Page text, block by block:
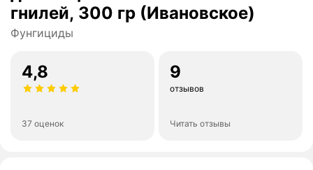
гнилей, 300 гр (Ивановское)
Фунгициды
4,8
37 оценок
9
отзывов
Читать отзывы